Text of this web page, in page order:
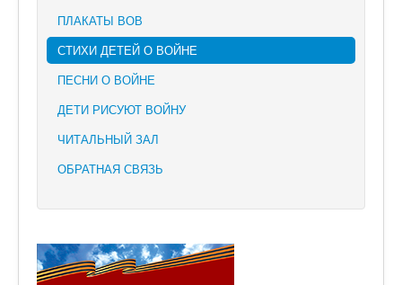
ПЛАКАТЫ ВОВ
СТИХИ ДЕТЕЙ О ВОЙНЕ
ПЕСНИ О ВОЙНЕ
ДЕТИ РИСУЮТ ВОЙНУ
ЧИТАЛЬНЫЙ ЗАЛ
ОБРАТНАЯ СВЯЗЬ